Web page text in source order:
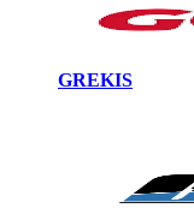
GREKIS